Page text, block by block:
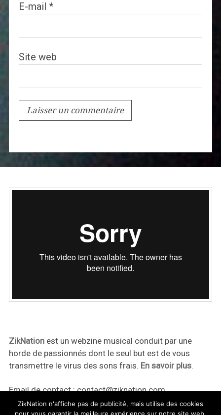
E-mail *
Site web
ZikNationest un webzine musical conduit par une
horde de passionnés dont le seul but est de vous
transmettre le virus des sons frais. En savoir plus.
Email de contact :contact@ziknation.com
ZikNation n'affiche pas de publicité, mais utilise des cookies